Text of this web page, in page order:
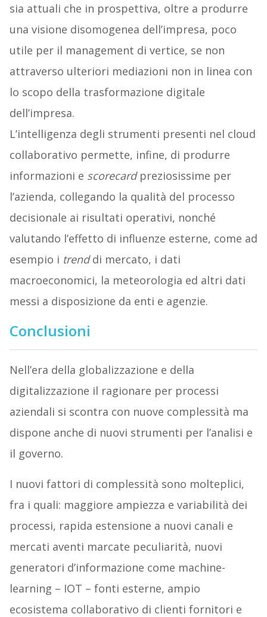
sia attuali che in prospettiva, oltre a produrre
una visione disomogenea dell’impresa, poco
utile per il management di vertice, se non
attraverso ulteriori mediazioni non in linea con
lo scopo della trasformazione digitale
dell’impresa.
L’intelligenza degli strumenti presenti nel cloud
collaborativo permette, infine, di produrre
informazioni e scorecardpreziosissime per
l’azienda, collegando la qualità del processo
decisionale ai risultati operativi, nonché
valutando l’effetto di influenze esterne, come ad
esempio i trenddi mercato, i dati
macroeconomici, la meteorologia ed altri dati
messi a disposizione da enti e agenzie.
Conclusioni
Nell’era della globalizzazione e della
digitalizzazione il ragionare per processi
aziendali si scontra con nuove complessità ma
dispone anche di nuovi strumenti per l’analisi e
il governo.
I nuovi fattori di complessità sono molteplici,
fra i quali: maggiore ampiezza e variabilità dei
processi, rapida estensione a nuovi canali e
mercati aventi marcate peculiarità, nuovi
generatori d’informazione come machine-
learning – IOT – fonti esterne, ampio
ecosistema collaborativo di clienti fornitori e